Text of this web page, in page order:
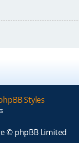
Styles
© phpBB Limited